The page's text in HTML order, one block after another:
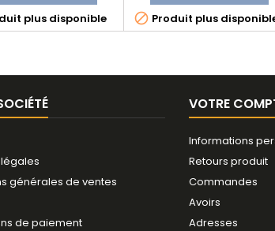
plus disponible  Produit plus
générales de ventes
de paiement
VOTRE
Informations
Retours produit
Commandes
Avoirs
Adresses